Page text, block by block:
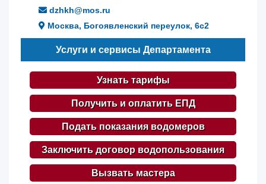
dzhkh@mos.ru
Москва, Богоявленский переулок, 6с2
Услуги и сервисы Департамента
Узнать тарифы
Получить и оплатить ЕПД
Подать показания водомеров
Заключить договор водопользования
Вызвать мастера